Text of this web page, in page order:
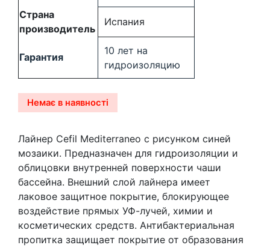
Страна
производитель
Испания
Гарантия
10 лет на
гидроизоляцию
Немає в наявності
Лайнер Cefil Mediterraneo с рисунком синей
мозаики. Предназначен для гидроизоляции и
облицовки внутренней поверхности чаши
бассейна. Внешний слой лайнера имеет
лаковое защитное покрытие, блокирующее
воздействие прямых УФ-лучей, химии и
косметических средств. Антибактериальная
пропитка защищает покрытие от образования